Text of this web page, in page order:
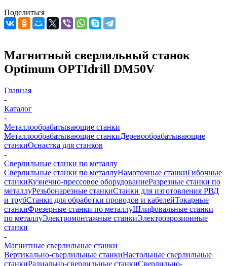
Поделиться
Магнитный сверлильный станок
Optimum OPTIdrill DM50V
Главная
-
Каталог
-
Металлообрабатывающие станки
Металлообрабатывающие станкиДеревообрабатывающие
станкиОснастка для станков
-
Сверлильные станки по металлу
Сверлильные станки по металлуНамоточные станкиГибочные
станкиКузнечно-прессовое оборудованиеРазрезные станки по
металлуРезьбонарезные станкиСтанки для изготовления РВД
и трубСтанки для обработки проводов и кабелейТокарные
станкиФрезерные станки по металлуШлифовальные станки
по металлуЭлектромонтажные станкиЭлектроэрозионные
станки
-
Магнитные сверлильные станки
Вертикально-сверлильные станкиНастольные сверлильные
станкиРадиально-сверлильные станкиСверлильно-